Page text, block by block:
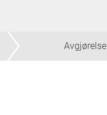
Avgjørelse